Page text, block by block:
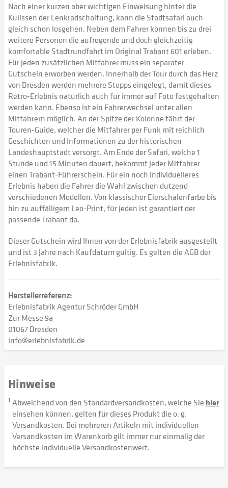
Nach einer kurzen aber wichtigen Einweisung hinter die
Kulissen der Lenkradschaltung, kann die Stadtsafari auch
gleich schon losgehen. Neben dem Fahrer können bis zu drei
weitere Personen die aufregende und doch gleichzeitig
komfortable Stadtrundfahrt im Original Trabant 601 erleben.
Für jeden zusätzlichen Mitfahrer muss ein separater
Gutschein erworben werden. Innerhalb der Tour durch das Herz
von Dresden werden mehrere Stopps eingelegt, damit dieses
Retro-Erlebnis natürlich auch für immer auf Foto festgehalten
werden kann. Ebenso ist ein Fahrerwechsel unter allen
Mitfahrern möglich. An der Spitze der Kolonne fährt der
Touren-Guide, welcher die Mitfahrer per Funk mit reichlich
Geschichten und Informationen zu der historischen
Landeshauptstadt versorgt. Am Ende der Safari, welche 1
Stunde und 15 Minuten dauert, bekommt jeder Mitfahrer
einen Trabant-Führerschein. Für ein noch individuelleres
Erlebnis haben die Fahrer die Wahl zwischen dutzend
verschiedenen Modellen. Von klassischer Eierschalenfarbe bis
hin zu auffälligem Leo-Print, für jeden ist garantiert der
passende Trabant da.
Dieser Gutschein wird Ihnen von der Erlebnisfabrik ausgestellt
und ist 3 Jahre nach Kaufdatum gültig. Es gelten die AGB der
Erlebnisfabrik.
Herstellerreferenz:
Erlebnisfabrik Agentur Schröder GmbH
Zur Messe 9a
01067 Dresden
info@erlebnisfabrik.de
Hinweise
1 Abweichend von den Standardversandkosten, welche Sie hier
einsehen können, gelten für dieses Produkt die o. g.
Versandkosten. Bei mehreren Artikeln mit individuellen
Versandkosten im Warenkorb gilt immer nur einmalig der
höchste individuelle Versandkostenwert.